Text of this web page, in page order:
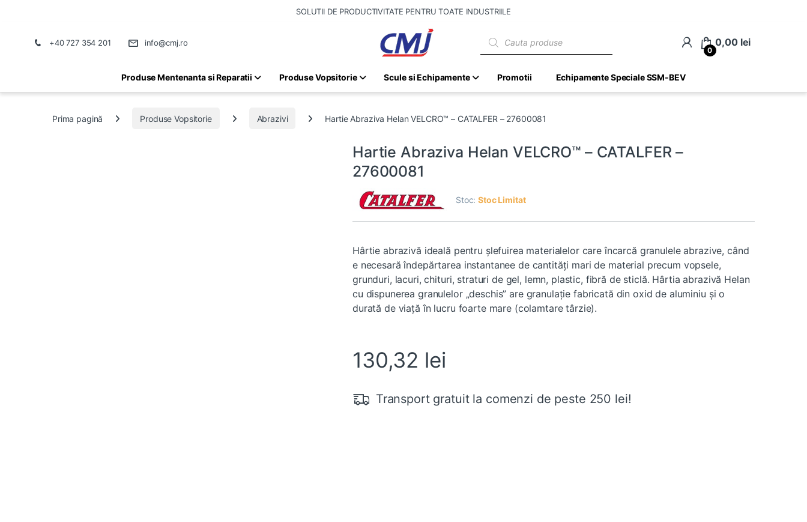
SOLUTII DE PRODUCTIVITATE PENTRU TOATE INDUSTRIILE
+40 727 354 201 info@cmj.ro
0
0,00 lei
Produse Mentenanta si Reparatii Produse Vopsitorie Scule si Echipamente Promotii Echipamente Speciale SSM-BEV
Prima pagină Produse Vopsitorie Abrazivi Hartie Abraziva Helan VELCRO™ – CATALFER – 27600081
Hartie Abraziva Helan VELCRO™ – CATALFER –
27600081
Stoc:Stoc Limitat
Hârtie abrazivă ideală pentru şlefuirea materialelor care încarcă granulele abrazive, când
e necesară îndepărtarea instantanee de cantităţi mari de material precum vopsele,
grunduri, lacuri, chituri, straturi de gel, lemn, plastic, fibră de sticlă. Hârtia abrazivă Helan
cu dispunerea granulelor „deschis” are granulaţie fabricată din oxid de aluminiu și o
durată de viață în lucru foarte mare (colamtare târzie).
130,32 lei
Transport gratuit la comenzi de peste 250 lei!